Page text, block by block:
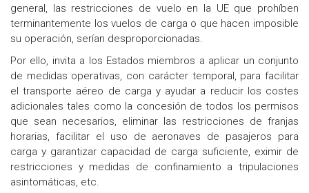
general, las restricciones de vuelo en la UE que prohíben
terminantemente los vuelos de carga o que hacen imposible
su operación, serían desproporcionadas.
Por ello, invita a los Estados miembros a aplicar un conjunto
de medidas operativas, con carácter temporal, para facilitar
el transporte aéreo de carga y ayudar a reducir los costes
adicionales tales como la concesión de todos los permisos
que sean necesarios, eliminar las restricciones de franjas
horarias, facilitar el uso de aeronaves de pasajeros para
carga y garantizar capacidad de carga suficiente, eximir de
restricciones y medidas de confinamiento a tripulaciones
asintomáticas, etc.